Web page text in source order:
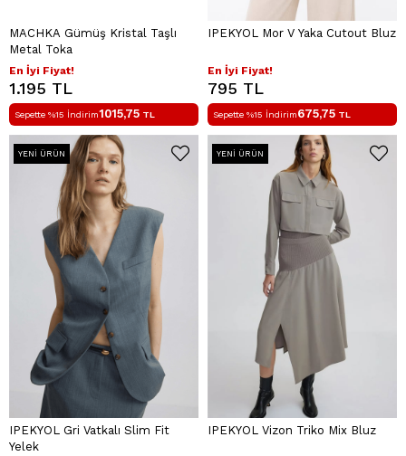
MACHKA Gümüş Kristal Taşlı
Metal Toka
En İyi Fiyat!
1.195 TL
Sepette %15 İndirim1015,75 TL
IPEKYOL Mor V Yaka Cutout Bluz
En İyi Fiyat!
795 TL
Sepette %15 İndirim675,75 TL
YENI ÜRÜN
IPEKYOL Gri Vatkalı Slim Fit
Yelek
YENI ÜRÜN
IPEKYOL Vizon Triko Mix Bluz